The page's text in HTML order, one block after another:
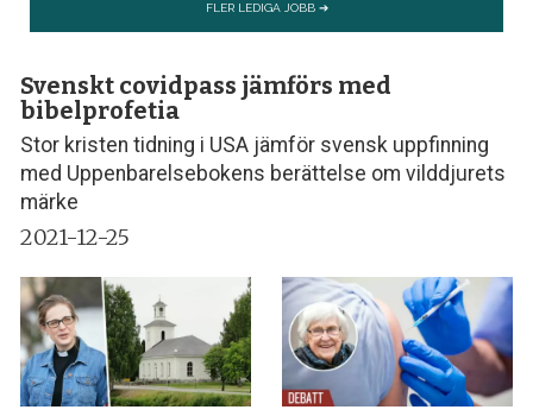
Svenskt covidpass jämförs med
bibelprofetia
Stor kristen tidning i USA jämför svensk uppfinning
med Uppenbarelsebokens berättelse om vilddjurets
märke
2021-12-25